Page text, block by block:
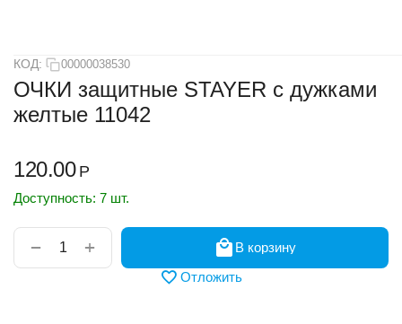
КОД: 00000038530
ОЧКИ защитные STAYER с дужками
желтые 11042
120.00 Р
Доступность: 7 шт.
+
−
В корзину
Отложить